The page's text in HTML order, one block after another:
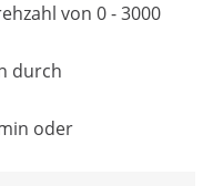
von 0 - 3000
durch
oder